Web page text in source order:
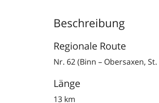
Beschreibung
Regionale Route
Nr. 62 (Binn – Obersaxen,
Länge
13 km